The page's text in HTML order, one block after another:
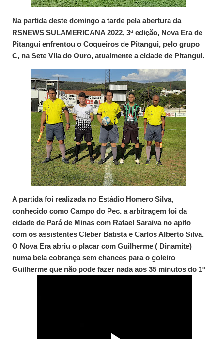
Na partida deste domingo a tarde pela abertura da
RSNEWS SULAMERICANA 2022, 3ª edição, Nova Era de
Pitangui enfrentou o Coqueiros de Pitangui, pelo grupo
C, na Sete Vila do Ouro, atualmente a cidade de Pitangui.
A partida foi realizada no Estádio Homero Silva,
conhecido como Campo do Pec, a arbitragem foi da
cidade de Pará de Minas com Rafael Saraiva no apito
com os assistentes Cleber Batista e Carlos Alberto Silva.
O Nova Era abriu o placar com Guilherme ( Dinamite)
numa bela cobrança sem chances para o goleiro
Guilherme que não pode fazer nada aos 35 minutos do 1º